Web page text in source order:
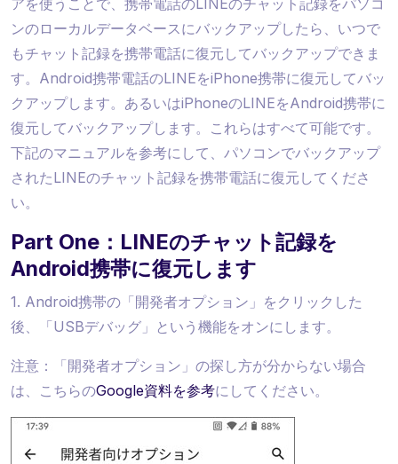
アを使うことで、携帯電話のLINEのチャット記録をパソコ
ンのローカルデータベースにバックアップしたら、いつで
もチャット記録を携帯電話に復元してバックアップできま
す。Android携帯電話のLINEをiPhone携帯に復元してバッ
クアップします。あるいはiPhoneのLINEをAndroid携帯に
復元してバックアップします。これらはすべて可能です。
下記のマニュアルを参考にして、パソコンでバックアップ
されたLINEのチャット記録を携帯電話に復元してくださ
い。
Part One：LINEのチャット記録を
Android携帯に復元します
1. Android携帯の「開発者オプション」をクリックした
後、「USBデバッグ」という機能をオンにします。
注意：「開発者オプション」の探し方が分からない場合
は、こちらのGoogle資料を参考にしてください。